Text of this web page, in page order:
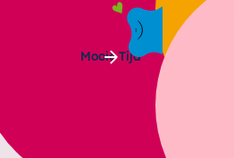
Mooie Tijd